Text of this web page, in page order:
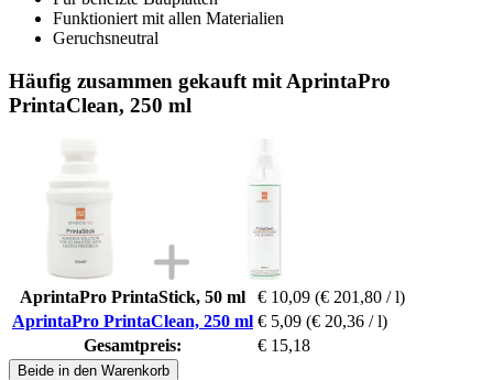
Funktioniert mit allen Materialien
Geruchsneutral
Häufig zusammen gekauft mit AprintaPro
PrintaClean, 250 ml
AprintaPro PrintaStick, 50 ml € 10,09 (€ 201,80 / l)
AprintaPro PrintaClean, 250 ml € 5,09 (€ 20,36 / l)
Gesamtpreis:
€ 15,18
Beide in den Warenkorb